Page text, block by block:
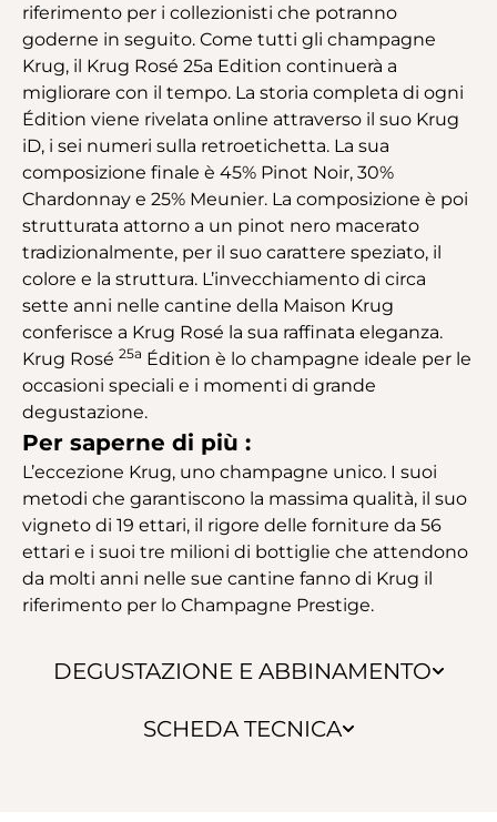
DEGUSTAZIONE E ABBINAMENTO
SCHEDA TECNICA
riferimento per i collezionisti che potranno
goderne in seguito. Come tutti gli champagne
Krug, il Krug Rosé 25a Edition continuerà a
migliorare con il tempo. La storia completa di ogni
Édition viene rivelata online attraverso il suo Krug
iD, i sei numeri sulla retroetichetta. La sua
composizione finale è 45% Pinot Noir, 30%
Chardonnay e 25% Meunier. La composizione è poi
strutturata attorno a un pinot nero macerato
tradizionalmente, per il suo carattere speziato, il
colore e la struttura. L’invecchiamento di circa
sette anni nelle cantine della Maison Krug
conferisce a Krug Rosé la sua raffinata eleganza.
Krug Rosé 25a Édition è lo champagne ideale per le
occasioni speciali e i momenti di grande
degustazione.
Per saperne di più :
L’eccezione Krug, uno champagne unico. I suoi
metodi che garantiscono la massima qualità, il suo
vigneto di 19 ettari, il rigore delle forniture da 56
ettari e i suoi tre milioni di bottiglie che attendono
da molti anni nelle sue cantine fanno di Krug il
riferimento per lo Champagne Prestige.